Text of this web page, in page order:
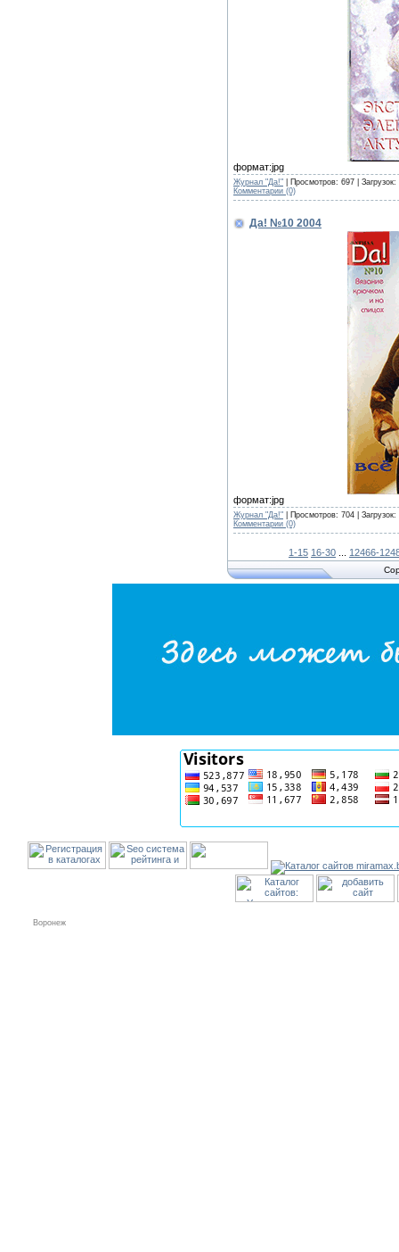
формат:jpg
Журнал "Да!" | Просмотров: 697 |
Комментарии (0)
Да! №10 2004
формат:jpg
Журнал "Да!" | Просмотров: 704 |
Комментарии (0)
1-15 16-30 12466-
Воронеж